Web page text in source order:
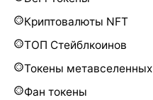
Криптовалюты NFT
ТОП Стейблкоинов
Токены метавселенных
Фан токены